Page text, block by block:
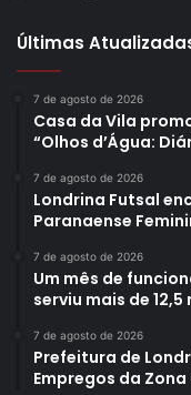
Últimas
7 de agosto de 2026
Casa da Vila
“Olhos d’Água:
7 de agosto de 2026
Londrina Futsal
Paranaense
7 de agosto de 2026
Um mês de
serviu mais de
7 de agosto de 2026
Prefeitura de
Empregos da Zona